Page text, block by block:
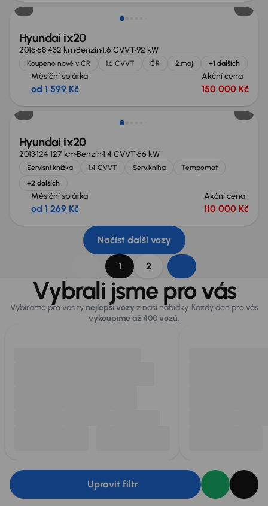
Hyundai ix20
201668 432 kmBenzín1.6 CVVT92 kW
Koupeno nové v ČR 1.6 CVVT ČR 2.maj +1 dalších
Měsíční splátka
od 1 599 Kč
Akční cena
150 000 Kč
Zlevněno o 10 000 Kč
Hyundai ix20
2013124 127 kmBenzín1.4 CVVT66 kW
Servisní knížka 1.4 CVVT Serv.kniha
Tempomat
+2 dalších
Měsíční splátka
od 1 269 Kč
Akční cena
110 000 Kč
Načíst další vozy
1 2
Vybrali jsme pro vás
Vybíráme pro vás ty nejlepší vozy z naší nabídky. Každý den pro vás
vykoupíme až 400 vozů.
Upravit filtr